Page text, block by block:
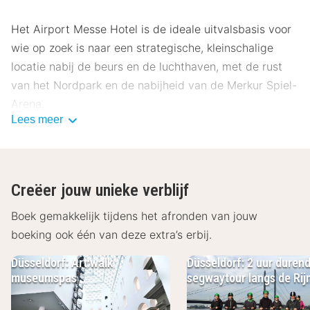
Het Airport Messe Hotel is de ideale uitvalsbasis voor
wie op zoek is naar een strategische, kleinschalige
locatie nabij de beurs en de luchthaven, met de rust
van het Nordpark en de nabijheid van de Merkur Spiel-
Arena.
voor zakelijke reizigers. In de nabijheid vind je de
Nordpark, een van de mooiste parken van de stad met
een prachtige Japanse tuin om in te ontsnappen aan
ideaal als je een concert of sportevenement bezoekt
en de massa na afloop wilt vermijden.
Lees meer
Creëer jouw unieke verblijf
Boek gemakkelijk tijdens het afronden van jouw
boeking ook één van deze extra’s erbij.
Düsseldorf: Art:walk
museumspas
Düsseldorf: 2 uur
segwaytour langs de